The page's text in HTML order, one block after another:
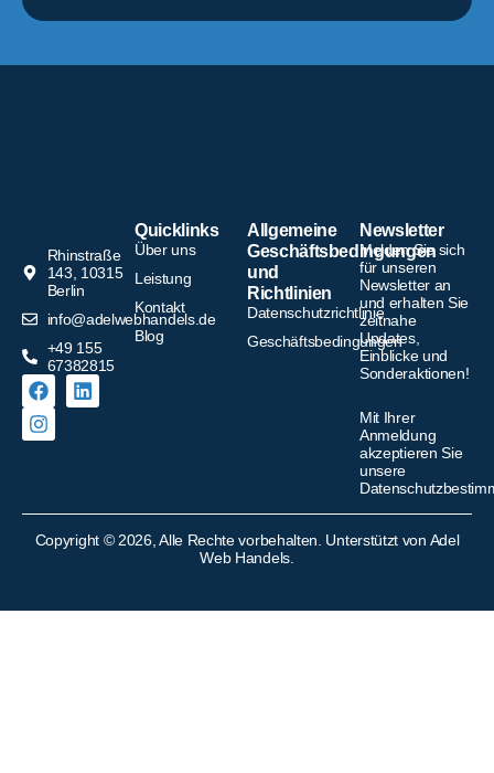
Rhinstraße
143, 10315
Berlin
info@adelwebhandels.de
+49 155
67382815
Quicklinks
Über uns
Leistung
Kontakt
Blog
Allgemeine
Geschäftsbedingungen
und
Richtlinien
Datenschutzrichtlinie
Geschäftsbedingungen
Newsletter
Melden Sie sich
für unseren
Newsletter an
und erhalten Sie
zeitnahe
Updates,
Einblicke und
Sonderaktionen!
Mit Ihrer
Anmeldung
akzeptieren Sie
unsere
Copyright © 2026, Alle Rechte vorbehalten. Unterstützt von Adel
Web Handels.